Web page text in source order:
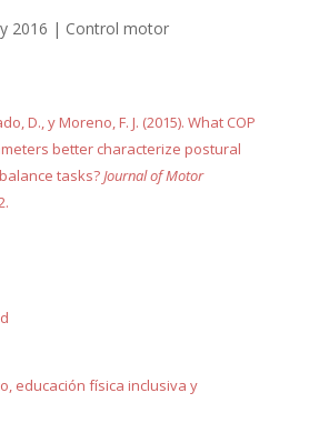
2016 | Control motor
D., y Moreno, F. J. (2015). What COP
better characterize postural
tasks?Journal of Motor
educación física inclusiva y